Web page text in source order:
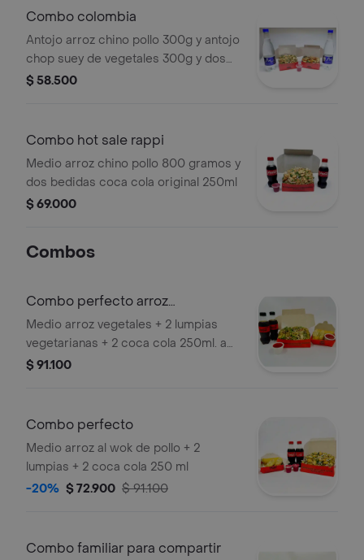
Combo colombia
Antojo arroz chino pollo 300g y antojo
chop suey de vegetales 300g y dos
aguas manantial sin gas.
$ 58.500
Combo hot sale rappi
Medio arroz chino pollo 800 gramos y
dos bedidas coca cola original 250ml
$ 69.000
Combos
Combo perfecto arroz
vegetariano
Medio arroz vegetales + 2 lumpias
vegetarianas + 2 coca cola 250ml. a
elección
$ 91.100
Combo perfecto
Medio arroz al wok de pollo + 2
lumpias + 2 coca cola 250 ml
-20% $ 72.900 $ 91.100
Combo familiar para compartir